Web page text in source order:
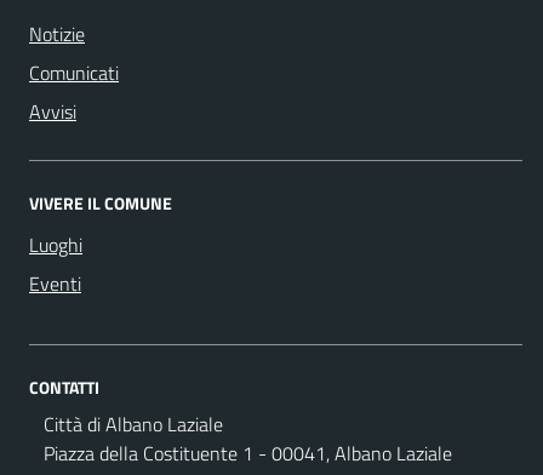
Notizie
Comunicati
Avvisi
VIVERE IL COMUNE
Luoghi
Eventi
CONTATTI
Città di Albano Laziale
Piazza della Costituente 1 - 00041, Albano Laziale